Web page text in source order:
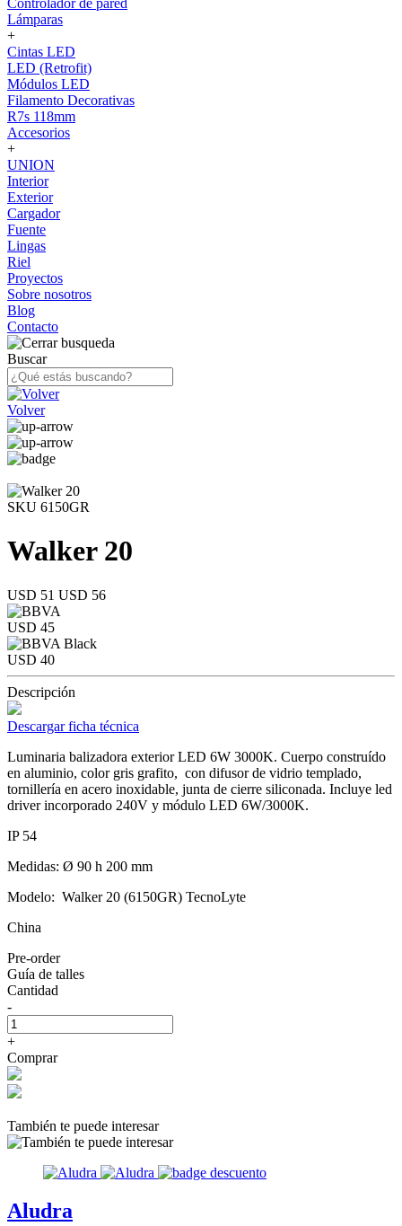
Controlador de pared
Lámparas
+
Cintas LED
LED (Retrofit)
Módulos LED
Filamento Decorativas
R7s 118mm
Accesorios
+
UNION
Interior
Exterior
Cargador
Fuente
Lingas
Riel
Proyectos
Sobre nosotros
Blog
Contacto
Buscar
Volver
SKU 6150GR
Walker 20
USD 51 USD 56
USD 45
USD 40
Descripción
Descargar ficha técnica
Luminaria balizadora exterior LED 6W 3000K. Cuerpo construído
en aluminio, color gris grafito, con difusor de vidrio templado,
tornillería en acero inoxidable, junta de cierre siliconada. Incluye led
driver incorporado 240V y módulo LED 6W/3000K.
IP 54
Medidas: Ø 90 h 200 mm
Modelo: Walker 20 (6150GR) TecnoLyte
China
Pre-order
Guía de talles
Cantidad
-
+
Comprar
También te puede interesar
Aludra